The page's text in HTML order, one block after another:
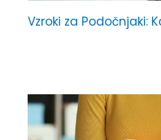
Vzroki za Podočnjaki: